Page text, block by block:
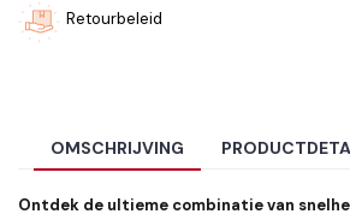
Retourbeleid
OMSCHRIJVING
Ontdek de ultieme combinatie van